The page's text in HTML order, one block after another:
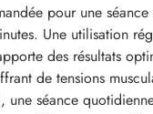
pour une
Une utilisation
des résultats
de tensions
une séance